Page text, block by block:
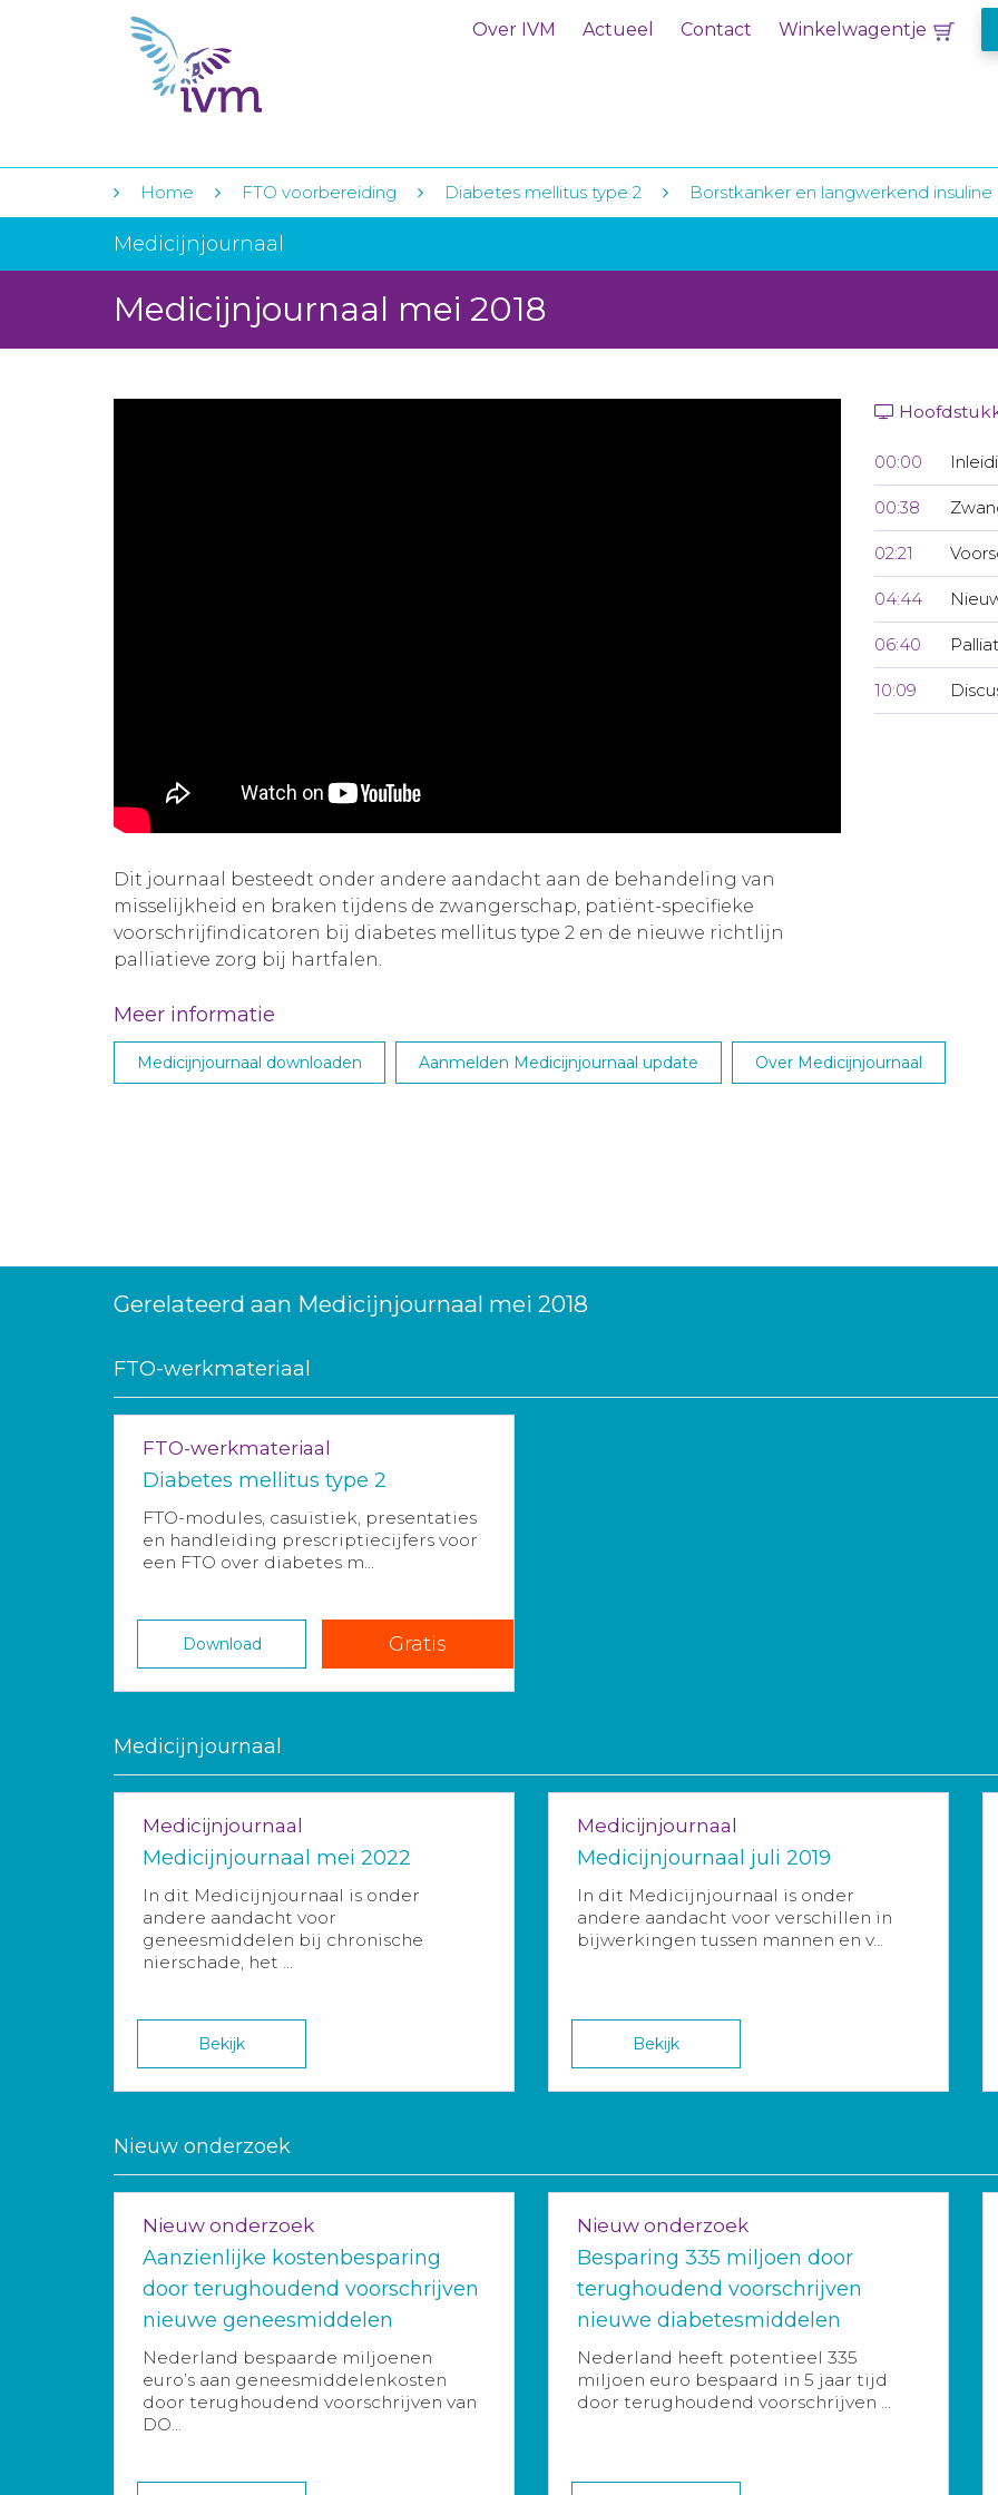
Over IVM Actueel Contact Winkelwagentje
Home FTO voorbereiding Diabetes mellitus type 2 Borstkanker en langwerkend insuline
Medicijnjournaal
Medicijnjournaal mei 2018
00:00
00:38
02:21
04:44
06:40
10:09
Dit journaal besteedt onder andere aandacht aan de behandeling van
misselijkheid en braken tijdens de zwangerschap, patiënt-specifieke
voorschrijfindicatoren bij diabetes mellitus type 2 en de nieuwe richtlijn
palliatieve zorg bij hartfalen.
Meer informatie
Medicijnjournaal downloaden Aanmelden Medicijnjournaal update Over Medicijnjournaal
Gerelateerd aan Medicijnjournaal mei 2018
FTO-werkmateriaal
FTO-werkmateriaal
Diabetes mellitus type 2
FTO-modules, casuïstiek, presentaties
en handleiding prescriptiecijfers voor
een FTO over diabetes m...
Download Gratis
Medicijnjournaal
Medicijnjournaal
Medicijnjournaal mei 2022
In dit Medicijnjournaal is onder
andere aandacht voor
geneesmiddelen bij chronische
nierschade, het ...
Bekijk
Medicijnjournaal
Medicijnjournaal juli 2019
In dit Medicijnjournaal is onder
andere aandacht voor verschillen in
bijwerkingen tussen mannen en v...
Bekijk
Nieuw onderzoek
Nieuw onderzoek
Aanzienlijke kostenbesparing
door terughoudend voorschrijven
nieuwe geneesmiddelen
Nederland bespaarde miljoenen
euro’s aan geneesmiddelenkosten
door terughoudend voorschrijven van
DO...
Nieuw onderzoek
Besparing 335 miljoen door
terughoudend voorschrijven
nieuwe diabetesmiddelen
Nederland heeft potentieel 335
miljoen euro bespaard in 5 jaar tijd
door terughoudend voorschrijven ...